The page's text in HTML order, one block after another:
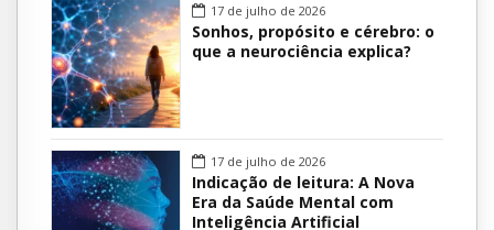
17 de julho de 2026
Sonhos, propósito e cérebro: o
que a neurociência explica?
17 de julho de 2026
Indicação de leitura: A Nova
Era da Saúde Mental com
Inteligência Artificial